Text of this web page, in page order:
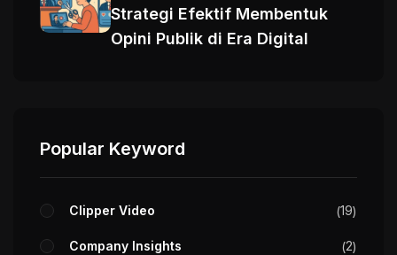
Strategi Efektif Membentuk
Opini Publik di Era Digital
Popular Keyword
Clipper Video 19
Company Insights 2